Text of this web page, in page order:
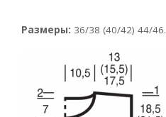
Размеры: 36/38 (40/42) 44/46.